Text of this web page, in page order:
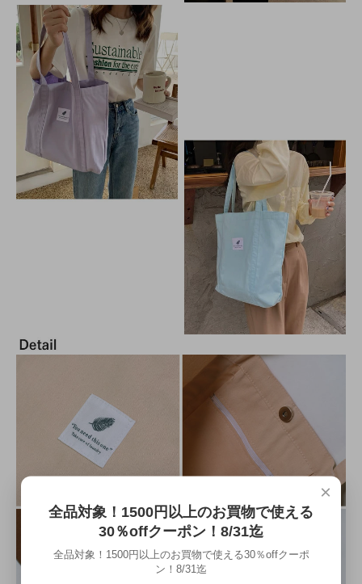
×
全品対象！1500円以上のお買物で使える
30％offクーポン！8/31迄
全品対象！1500円以上のお買物で使える30％offクーポ
ン！8/31迄